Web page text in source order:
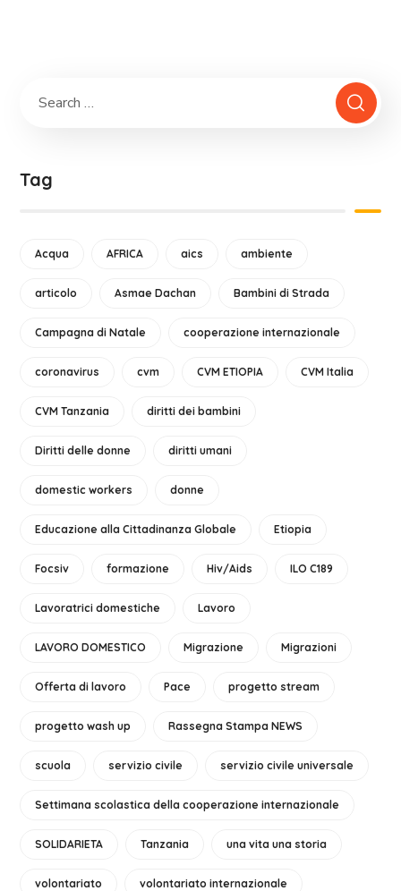
Tag
Acqua AFRICA aics ambiente
articolo Asmae Dachan Bambini di Strada
Campagna di Natale cooperazione internazionale
coronavirus cvm CVM ETIOPIA CVM Italia
CVM Tanzania diritti dei bambini
Diritti delle donne diritti umani
domestic workers donne
Educazione alla Cittadinanza Globale Etiopia
Focsiv formazione Hiv/Aids ILO C189
Lavoratrici domestiche Lavoro
LAVORO DOMESTICO Migrazione Migrazioni
Offerta di lavoro Pace progetto stream
progetto wash up Rassegna Stampa NEWS
scuola servizio civile servizio civile universale
Settimana scolastica della cooperazione internazionale
SOLIDARIETA Tanzania una vita una storia
volontariato volontariato internazionale